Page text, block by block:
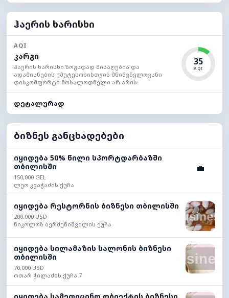
ჰაერის ხარისხი
AQI
კარგი
ჰაერის ხარისხი ზოგადად მისაღებია და
ადამიანების უმეტესობისთვის მნიშვნელოვანი
დისკომფორტი მოსალოდნელი არ არის.
35
AQI
დეტალურად
ბიზნეს განცხადებები
იყიდება 50% წილი სპორტდარბაზში
თბილისში
150,000 GEL
ლეო კვაჭაძის ქუჩა
💼
იყიდება რესტორნის ბიზნესი თბილისში
200,000 USD
ნიკოლოზ ბერძენიშვილის ქუჩა
იყიდება სილამაზის სალონის ბიზნესი
თბილისში
70,000 USD
ოთარ ჭილაძის ქუჩა 7